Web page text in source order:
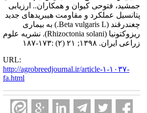
جمشید، فتوحی کیوان و همکاران.. ارزیابی
پتانسیل عملکرد و مقاومت هیبریدهای جدید
چغندرقند (Beta vulgaris L.) به بیماری
ریزوکتونیا (Rhizoctonia solani). نشریه علوم
زراعی ایران. ۱۳۹۸; ۲۱ (۲) :۱۷۳-۱۸۷
URL:
http://agrobreedjournal.ir/article-۱-۱۰۳۷-
fa.html